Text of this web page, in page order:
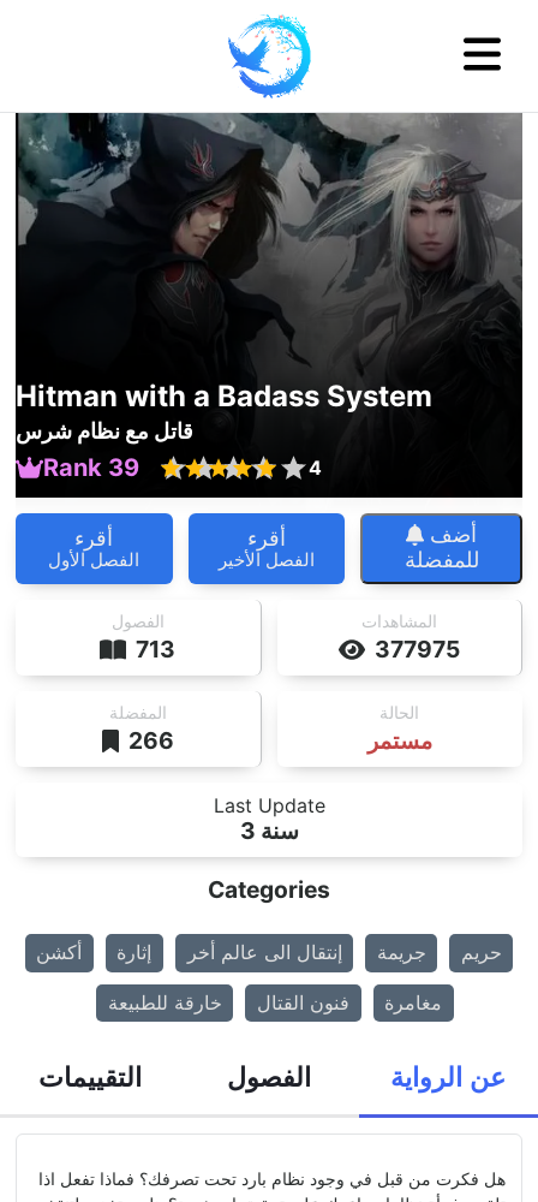
Hitman with a Badass System
قاتل مع نظام شرس
Rank 39 4
أقرء
الفصل الأول
أقرء
الفصل الأخير
أضف
للمفضلة
713
الفصول
377975
المشاهدات
266
المفضلة
مستمر
الحالة
Last Update
3 سنة
Categories
أكشن إثارة إنتقال الى عالم أخر جريمة حريم
خارقة للطبيعة فنون القتال مغامرة
عن الرواية الفصول التقييمات
هل فكرت من قبل في وجود نظام بارد تحت تصرفك؟ فماذا تفعل اذا